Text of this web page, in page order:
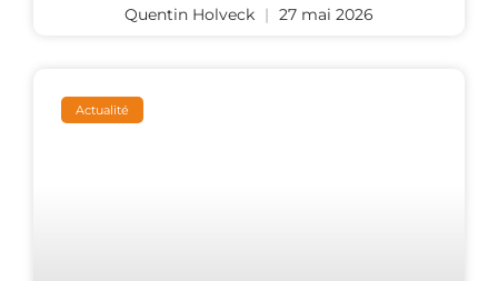
Quentin Holveck 27 mai 2026
Actualité